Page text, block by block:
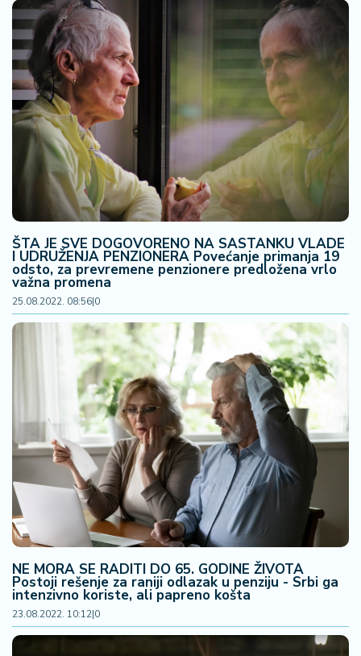
ŠTA JE SVE DOGOVORENO NA SASTANKU VLADE
I UDRUŽENJA PENZIONERA Povećanje primanja 19
odsto, za prevremene penzionere predložena vrlo
važna promena
25.08.2022. 08:56|0
NE MORA SE RADITI DO 65. GODINE ŽIVOTA
Postoji rešenje za raniji odlazak u penziju - Srbi ga
intenzivno koriste, ali papreno košta
23.08.2022. 10:12|0